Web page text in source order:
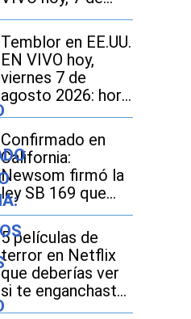
agosto 2026: mira
los resultados del
sorteo con
jackpot de $70
millones en EE.UU.
Temblor en EE.UU.
EN VIVO hoy,
viernes 7 de
agosto 2026: hora
exacta, magnitud y
dónde fue el
epicentro del
último sismo
Confirmado en
California:
Newsom firmó la
ley SB 169 que
modifica el
acceso a las
licencias de
conducir
5 películas de
terror en Netflix
que deberías ver
si te enganchaste
con “The Last